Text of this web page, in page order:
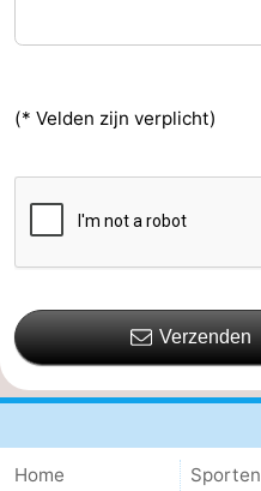
(* Velden zijn verplicht)
Verzenden
Home
Sporten